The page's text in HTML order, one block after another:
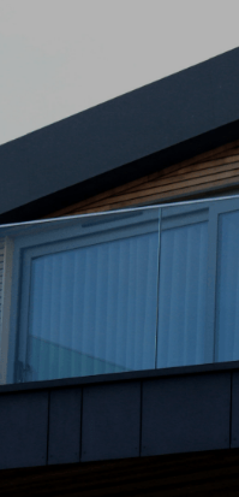
Private
Villas and Mansions